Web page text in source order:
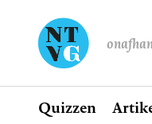
Home
Quizzen